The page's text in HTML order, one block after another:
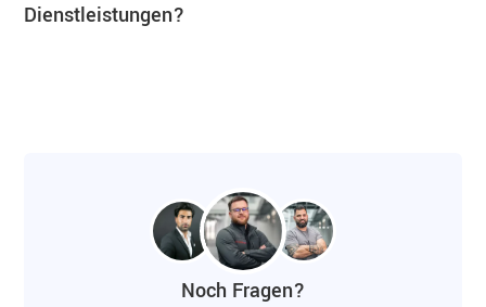
Dienstleistungen?
Noch Fragen?